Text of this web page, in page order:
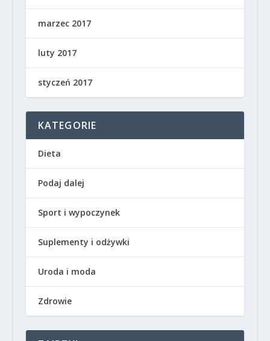
marzec 2017
luty 2017
styczeń 2017
KATEGORIE
Dieta
Podaj dalej
Sport i wypoczynek
Suplementy i odżywki
Uroda i moda
Zdrowie